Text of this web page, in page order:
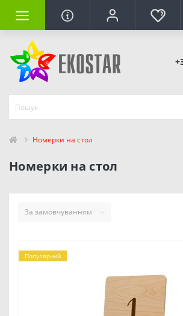
Номерки на стол
Номерки на стол
Популярний